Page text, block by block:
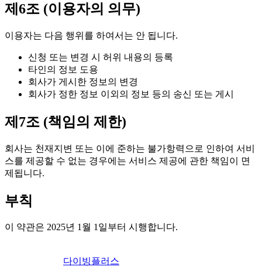
제6조 (이용자의 의무)
이용자는 다음 행위를 하여서는 안 됩니다.
신청 또는 변경 시 허위 내용의 등록
타인의 정보 도용
회사가 게시한 정보의 변경
회사가 정한 정보 이외의 정보 등의 송신 또는 게시
제7조 (책임의 제한)
회사는 천재지변 또는 이에 준하는 불가항력으로 인하여 서비
스를 제공할 수 없는 경우에는 서비스 제공에 관한 책임이 면
제됩니다.
부칙
이 약관은 2025년 1월 1일부터 시행합니다.
다이빙플러스